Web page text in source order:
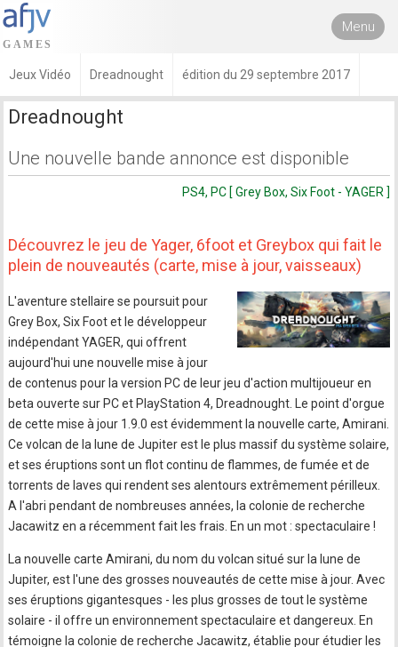
Menu
Jeux Vidéo Dreadnought édition du 29 septembre 2017
Dreadnought
Une nouvelle bande annonce est disponible
PS4, PC [ Grey Box, Six Foot - YAGER ]
Découvrez le jeu de Yager, 6foot et Greybox qui fait le
plein de nouveautés (carte, mise à jour, vaisseaux)
L'aventure stellaire se poursuit pour
Grey Box, Six Foot et le développeur
indépendant YAGER, qui offrent
aujourd'hui une nouvelle mise à jour
de contenus pour la version PC de leur jeu d'action multijoueur en
beta ouverte sur PC et PlayStation 4, Dreadnought. Le point d'orgue
de cette mise à jour 1.9.0 est évidemment la nouvelle carte, Amirani.
Ce volcan de la lune de Jupiter est le plus massif du système solaire,
et ses éruptions sont un flot continu de flammes, de fumée et de
torrents de laves qui rendent ses alentours extrêmement périlleux.
A l'abri pendant de nombreuses années, la colonie de recherche
Jacawitz en a récemment fait les frais. En un mot : spectaculaire !
La nouvelle carte Amirani, du nom du volcan situé sur la lune de
Jupiter, est l'une des grosses nouveautés de cette mise à jour. Avec
ses éruptions gigantesques - les plus grosses de tout le système
solaire - il offre un environnement spectaculaire et dangereux. En
témoigne la colonie de recherche Jacawitz, établie pour étudier les